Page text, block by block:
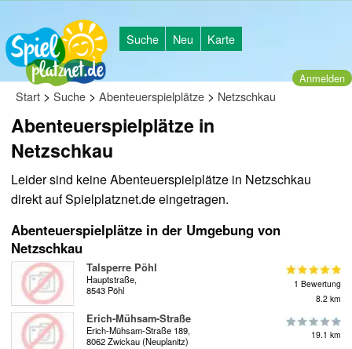
Suche Neu Karte
Anmelden
Start > Suche > Abenteuerspielplätze > Netzschkau
Abenteuerspielplätze in
Netzschkau
Leider sind keine Abenteuerspielplätze in Netzschkau
direkt auf Spielplatznet.de eingetragen.
Abenteuerspielplätze in der Umgebung von
Netzschkau
Talsperre Pöhl
Hauptstraße,
8543 Pöhl
1 Bewertung
8.2 km
Erich-Mühsam-Straße
Erich-Mühsam-Straße 189,
8062 Zwickau (Neuplanitz)
19.1 km